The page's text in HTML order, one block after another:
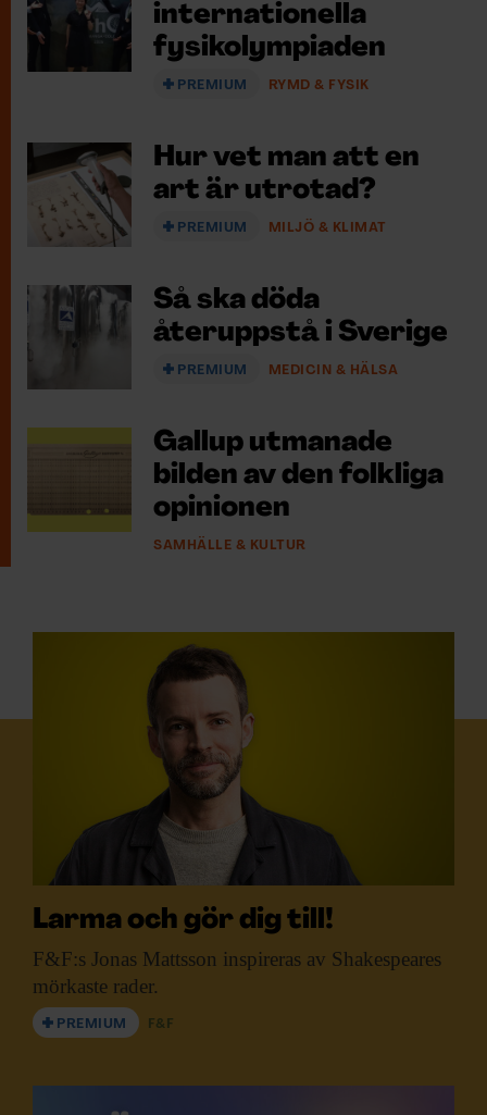
internationella
fysikolympiaden
PREMIUM RYMD & FYSIK
Hur vet man att en
art är utrotad?
PREMIUM MILJÖ & KLIMAT
Så ska döda
återuppstå i Sverige
PREMIUM MEDICIN & HÄLSA
Gallup utmanade
bilden av den folkliga
opinionen
SAMHÄLLE & KULTUR
Larma och gör dig till!
F&F:s Jonas Mattsson inspireras av Shakespeares
mörkaste rader.
PREMIUM F&F